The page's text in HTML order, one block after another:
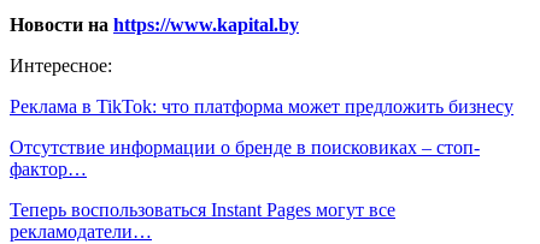
Новости на https://www.kapital.by
Интересное:
Реклама в TikTok: что платформа может предложить бизнесу
Отсутствие информации о бренде в поисковиках – стоп-
фактор…
Теперь воспользоваться Instant Pages могут все
рекламодатели…